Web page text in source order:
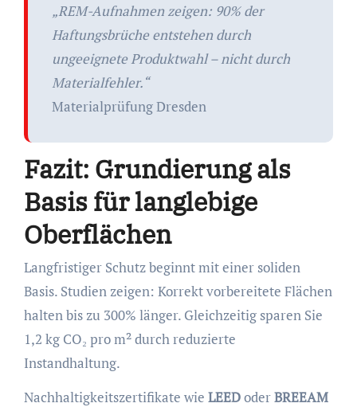
„REM-Aufnahmen zeigen: 90% der
Haftungsbrüche entstehen durch
ungeeignete Produktwahl – nicht durch
Materialfehler.“
Materialprüfung Dresden
Fazit: Grundierung als
Basis für langlebige
Oberflächen
Langfristiger Schutz beginnt mit einer soliden
Basis. Studien zeigen: Korrekt vorbereitete Flächen
halten bis zu 300% länger. Gleichzeitig sparen Sie
1,2 kg CO₂ pro m² durch reduzierte
Instandhaltung.
Nachhaltigkeitszertifikate wie LEEDoderBREEAM